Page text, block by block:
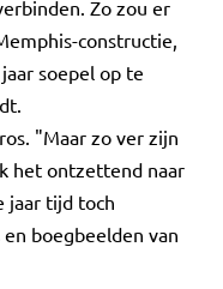
Zo zou er
constructie,
soepel op te
"Maar zo ver zijn
het ontzettend naar
jaar tijd toch
boegbeelden van